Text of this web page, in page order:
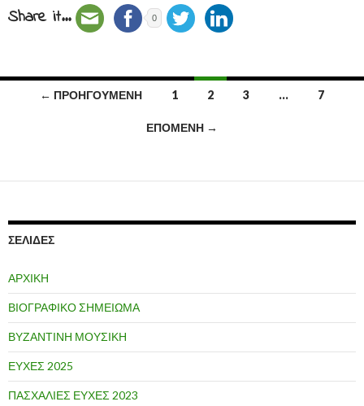
Share it... 0
← ΠΡΟΗΓΟΎΜΕΝΗ 1 2 3 … 7
ΕΠΌΜΕΝΗ →
ΣΕΛΊΔΕΣ
ΑΡΧΙΚΗ
ΒΙΟΓΡΑΦΙΚΟ ΣΗΜΕΙΩΜΑ
ΒΥΖΑΝΤΙΝΗ ΜΟΥΣΙΚΗ
ΕΥΧΕΣ 2025
ΠΑΣΧΑΛΙΕΣ ΕΥΧΕΣ 2023